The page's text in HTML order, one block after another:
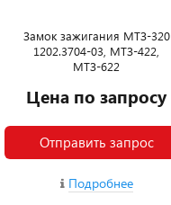
Замок зажигания МТЗ-320
1202.3704-03, МТЗ-422,
МТЗ-622
Цена по запросу
Отправить запрос
Подробнее